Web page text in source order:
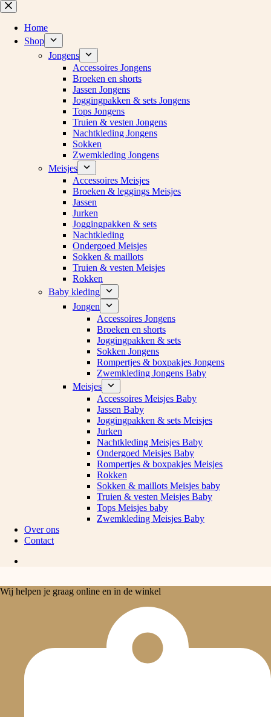
Ga
naar
inhoud
Home
Shop
Jongens
Accessoires Jongens
Broeken en shorts
Jassen Jongens
Joggingpakken & sets Jongens
Tops Jongens
Truien & vesten Jongens
Nachtkleding Jongens
Sokken
Zwemkleding Jongens
Meisjes
Accessoires Meisjes
Broeken & leggings Meisjes
Jassen
Jurken
Joggingpakken & sets
Nachtkleding
Ondergoed Meisjes
Sokken & maillots
Truien & vesten Meisjes
Rokken
Baby kleding
Jongen
Accessoires Jongens
Broeken en shorts
Joggingpakken & sets
Sokken Jongens
Rompertjes & boxpakjes Jongens
Zwemkleding Jongens Baby
Meisjes
Accessoires Meisjes Baby
Jassen Baby
Joggingpakken & sets Meisjes
Jurken
Nachtkleding Meisjes Baby
Ondergoed Meisjes Baby
Rompertjes & boxpakjes Meisjes
Rokken
Sokken & maillots Meisjes baby
Truien & vesten Meisjes Baby
Tops Meisjes baby
Zwemkleding Meisjes Baby
Over ons
Contact
Wij helpen je graag online en in de winkel